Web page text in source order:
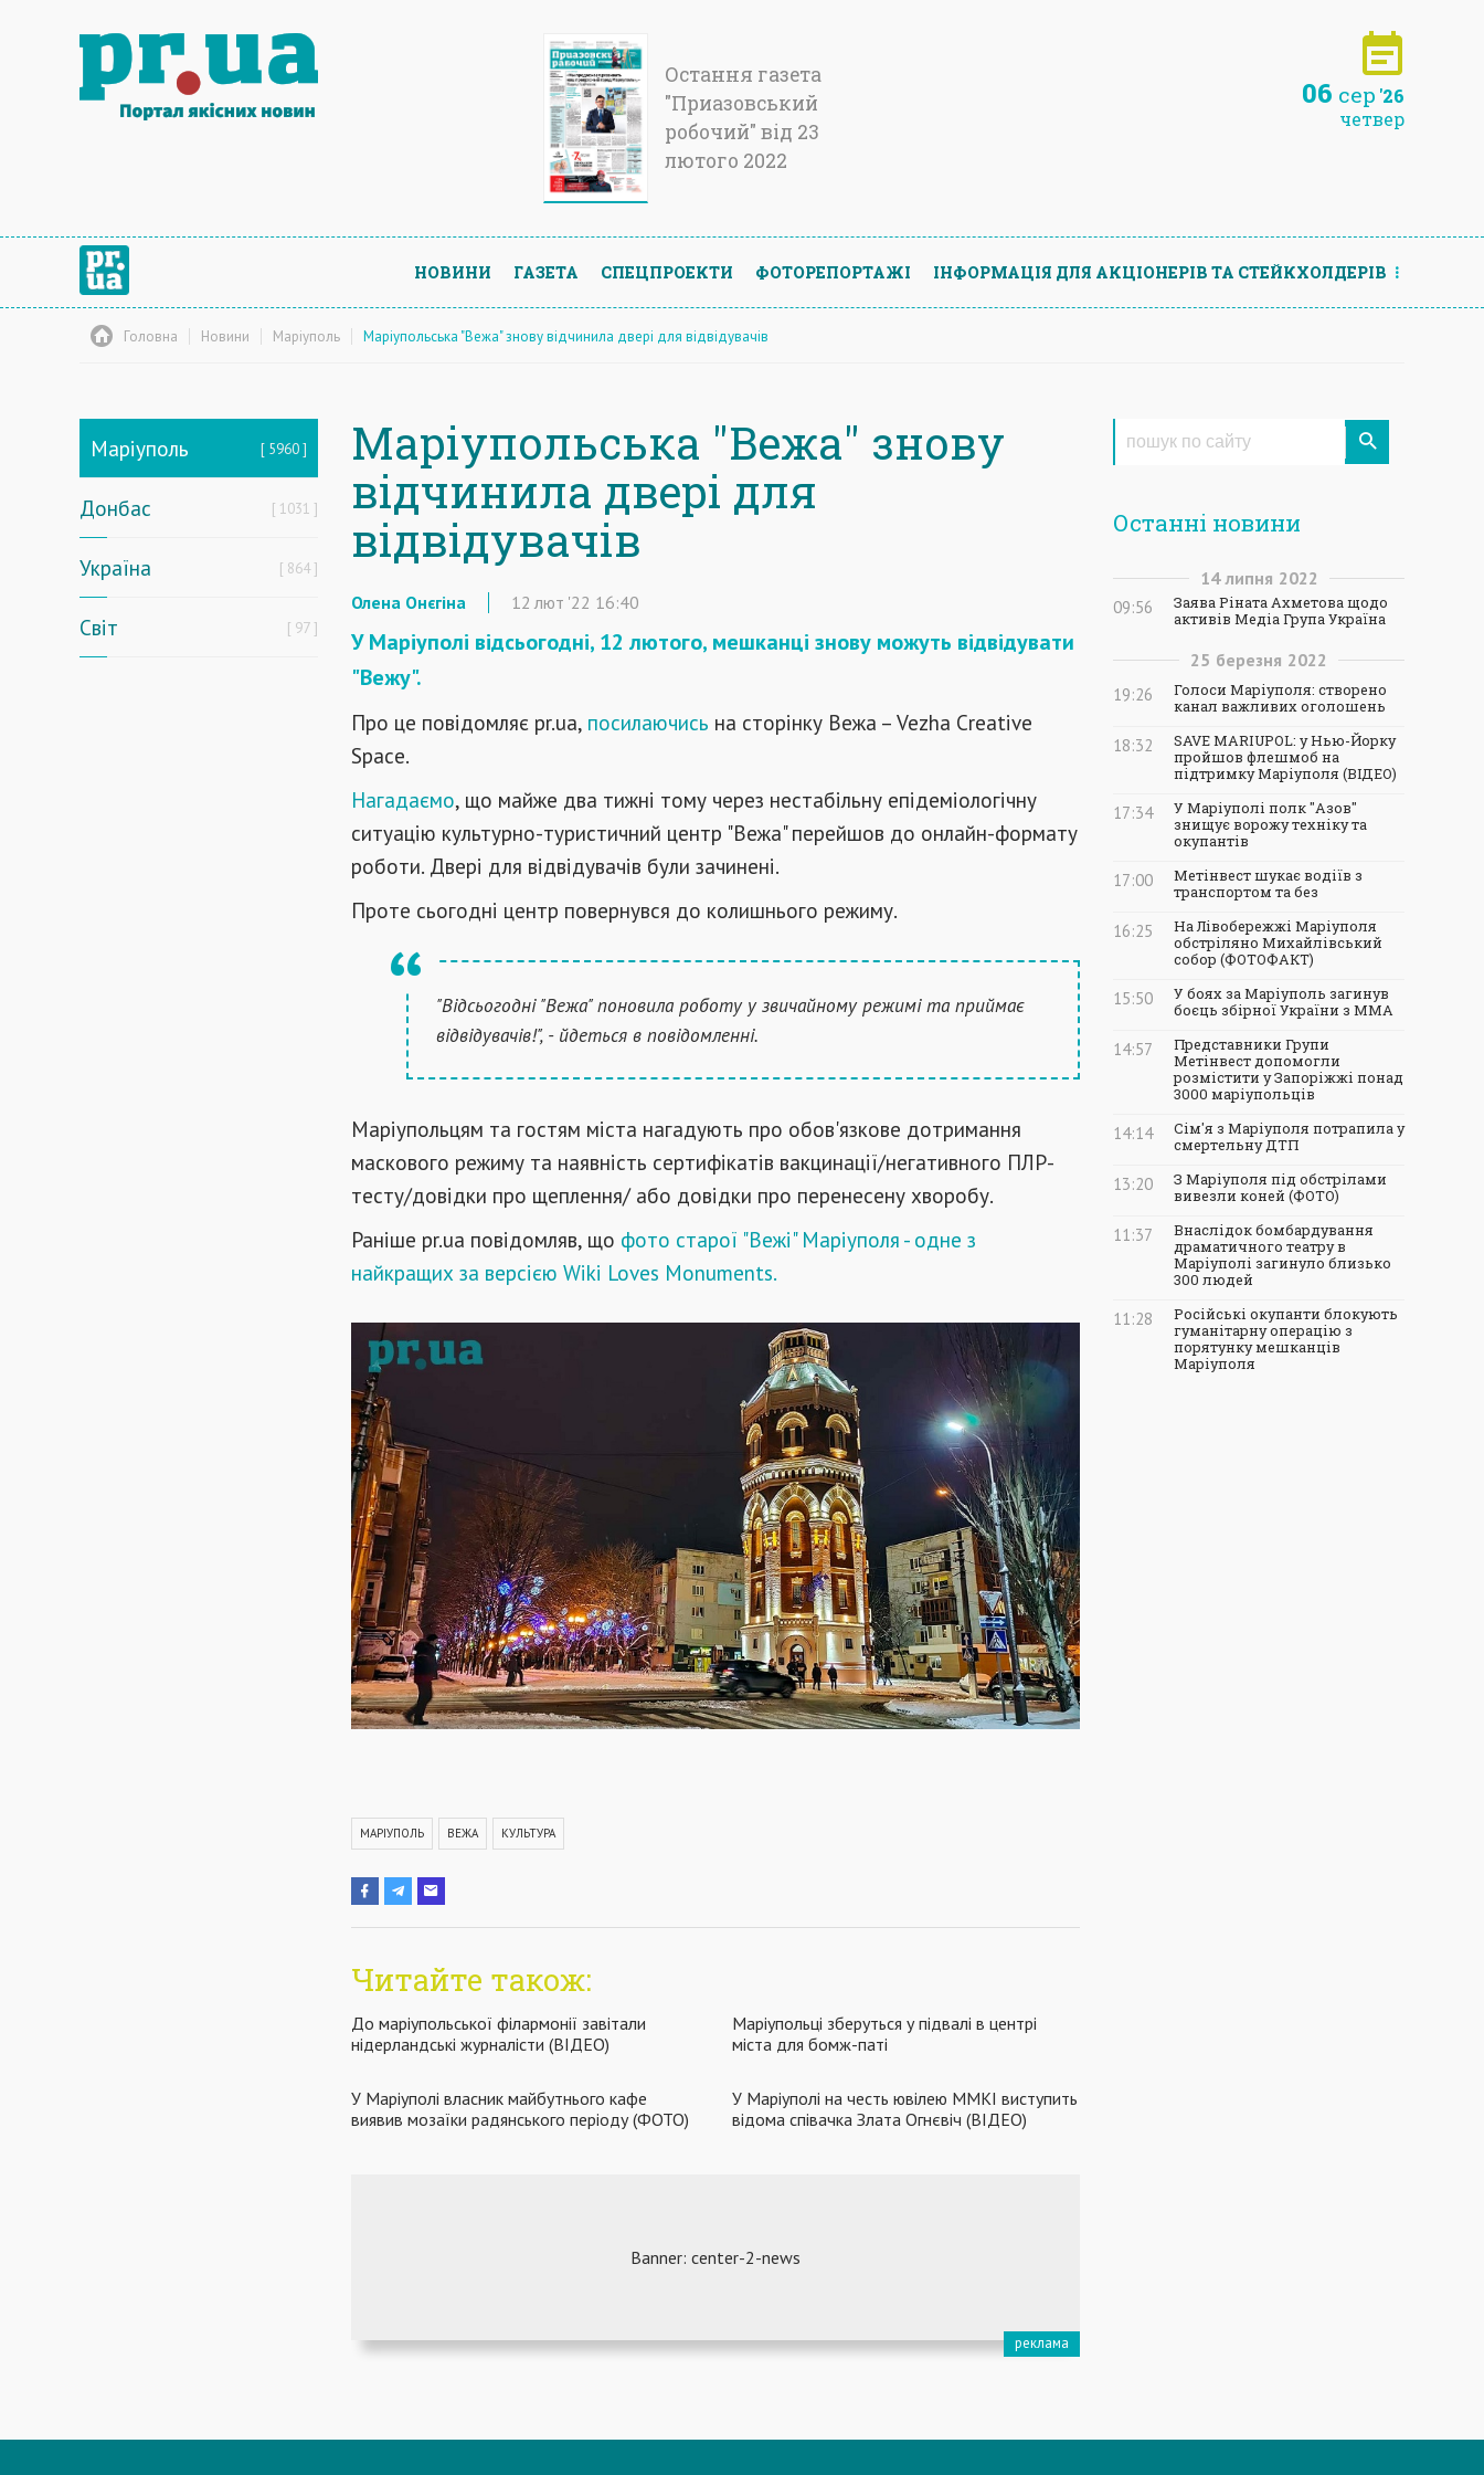
Остання газета
"Приазовський
робочий" від 23
лютого 2022
06 сер '26
четвер
НОВИНИ ГАЗЕТА СПЕЦПРОЕКТИ ФОТОРЕПОРТАЖІ ІНФОРМАЦIЯ ДЛЯ АКЦIОНЕРIВ ТА СТЕЙКХОЛДЕРIВ
Головна Новини Маріуполь Маріупольська "Вежа" знову відчинила двері для відвідувачів
Маріуполь 5960
Донбас 1031
Україна 864
Світ 97
Маріупольська "Вежа" знову
відчинила двері для
відвідувачів
Олена Онєгіна 12 лют '22 16:40
У Маріуполі відсьогодні, 12 лютого, мешканці знову можуть відвідувати
"Вежу".
Про це повідомляє pr.ua, посилаючись на сторінку Вежа – Vezha Creative
Space.
Нагадаємо, що майже два тижні тому через нестабільну епідеміологічну
ситуацію культурно-туристичний центр "Вежа" перейшов до онлайн-формату
роботи. Двері для відвідувачів були зачинені.
Проте сьогодні центр повернувся до колишнього режиму.
"Відсьогодні "Вежа" поновила роботу у звичайному режимі та приймає
відвідувачів!", - йдеться в повідомленні.
Маріупольцям та гостям міста нагадують про обов'язкове дотримання
маскового режиму та наявність сертифікатів вакцинації/негативного ПЛР-
тесту/довідки про щеплення/ або довідки про перенесену хворобу.
Раніше pr.ua повідомляв, що фото старої "Вежі" Маріуполя - одне з
найкращих за версією Wiki Loves Monuments.
МАРІУПОЛЬ ВЕЖА КУЛЬТУРА
Читайте також:
До маріупольської філармонії завітали
нідерландські журналісти (ВІДЕО)
Маріупольці зберуться у підвалі в центрі
міста для бомж-паті
У Маріуполі власник майбутнього кафе
виявив мозаїки радянського періоду (ФОТО)
У Маріуполі на честь ювілею ММКІ виступить
відома співачка Злата Огнєвіч (ВІДЕО)
Останні новини
14 липня 2022
09:56
Заява Ріната Ахметова щодо
активів Медіа Група Україна
25 березня 2022
19:26
Голоси Маріуполя: створено
канал важливих оголошень
18:32
SAVE MARIUPOL: у Нью-Йорку
пройшов флешмоб на
підтримку Маріуполя (ВІДЕО)
17:34
У Маріуполі полк "Азов"
знищує ворожу техніку та
окупантів
17:00
Метінвест шукає водіїв з
транспортом та без
16:25
На Лівобережжі Маріуполя
обстріляно Михайлівський
собор (ФОТОФАКТ)
15:50
У боях за Маріуполь загинув
боєць збірної України з ММА
14:57
Представники Групи
Метінвест допомогли
розмістити у Запоріжжі понад
3000 маріупольців
14:14
Сім'я з Маріуполя потрапила у
смертельну ДТП
13:20
З Маріуполя під обстрілами
вивезли коней (ФОТО)
11:37
Внаслідок бомбардування
драматичного театру в
Маріуполі загинуло близько
300 людей
11:28
Російські окупанти блокують
гуманітарну операцію з
порятунку мешканців
Маріуполя